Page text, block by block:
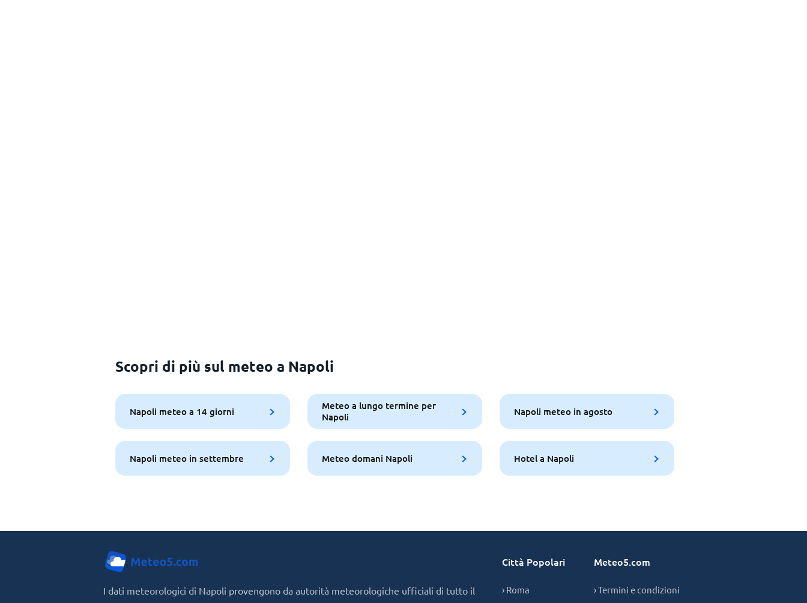
Scopri di più sul meteo a Napoli
Napoli meteo a 14 giorni
Meteo a lungo termine per
Napoli
Napoli meteo in agosto
Napoli meteo in settembre Meteo domani Napoli Hotel a Napoli
I dati meteorologici di Napoli provengono da autorità meteorologiche ufficiali di tutto il
Città Popolari
› Roma
Meteo5.com
› Termini e condizioni